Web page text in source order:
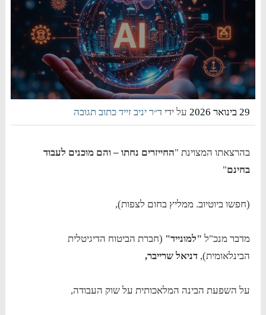
29 בינואר 2026 על ידיד״ר יניב זייד כתוב תגובה
בהרצאתו המצוינת "החייזרים נחתו – והם מוכנים לעבוד
בחינם"
(חפשו ביוטיוב. ממליץ בחום לצפות),
מדבר מנכ"ל "למונייד" (חברת הביטוח הדיגיטלית
הבינלאומית),דניאל שרייבר,
על השפעת הבינה המלאכותית על שוק העבודה,